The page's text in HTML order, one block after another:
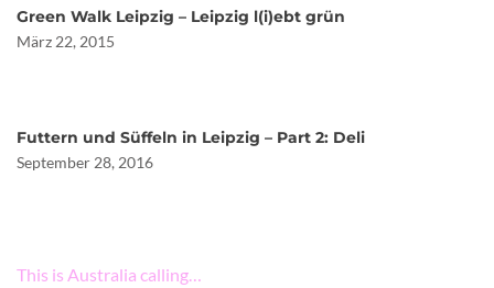
Green Walk Leipzig – Leipzig l(i)ebt grün
März 22, 2015
Futtern und Süffeln in Leipzig – Part 2: Deli
September 28, 2016
Beitragsnavigation
This is Australia calling…